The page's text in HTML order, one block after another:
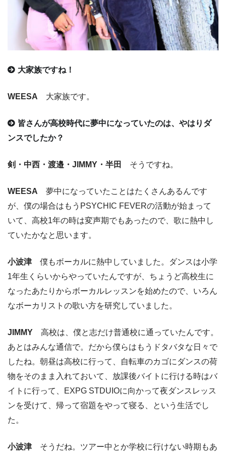
大家族ですね！
WEESA 大家族です。
皆さんが高校時代に夢中になっていたのは、やはりダ
ンスでしたか？
剣・中西・渡邉・JIMMY・半田 そうですね。
WEESA 夢中になっていたことはたくさんあるんです
が、僕の場合はもうPSYCHIC FEVERの活動が始まって
いて、高校1年の時は変声期でもあったので、歌に熱中し
ていたかなと思います。
小波津 僕もボーカルに熱中していました。ダンスは小学
1年生くらいからやっていたんですが、ちょうど高校生に
なったあたりからボーカルレッスンを始めたので、いろん
なボーカリストの歌い方を研究していました。
JIMMY 高校は、僕と志だけ普通校に通っていたんです。
あとはみんな通信で。だから僕らはもうドタバタな日々で
したね。朝昼は高校に行って、自転車のカゴにダンスの荷
物をそのまま入れておいて、放課後バイトに行ける時はバ
イトに行って、EXPG STDUIOに向かって夜ダンスレッス
ンを受けて、帰って宿題をやって寝る、という生活でし
た。
小波津 そうだね。ツアー中とか学校に行けない時期もあ